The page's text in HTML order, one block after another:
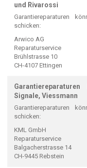
und Rivarossi
Garantiereparaturen
schicken:
Arwico AG
Reparaturservice
Brühlstrasse 10
CH-4107 Ettingen
Signale, Viessmann
Garantiereparaturen
schicken:
KML GmbH
Reparaturservice
Balgacherstrasse 14
CH-9445 Rebstein